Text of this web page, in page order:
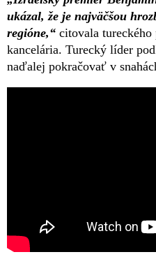
ukázal, že je najväčšou
regióne,“ citovala tureckého
kancelária. Turecký líder
naďalej pokračovať v